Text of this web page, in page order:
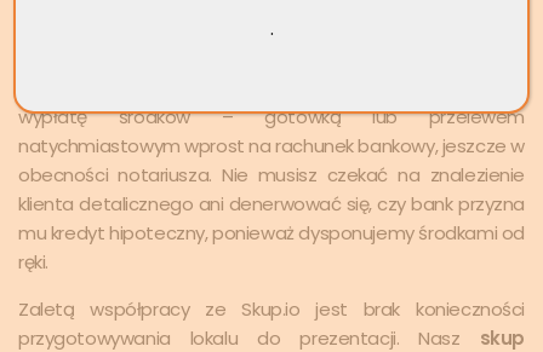
jako bezpośredni nabywca, co oznacza sprzedaż bez
wypłatę środków – gotówką lub przelewem
natychmiastowym wprost na rachunek bankowy, jeszcze w
obecności notariusza. Nie musisz czekać na znalezienie
klienta detalicznego ani denerwować się, czy bank przyzna
mu kredyt hipoteczny, ponieważ dysponujemy środkami od
ręki.
Zaletą współpracy ze Skup.io jest brak konieczności
przygotowywania lokalu do prezentacji. Nasz skup
.